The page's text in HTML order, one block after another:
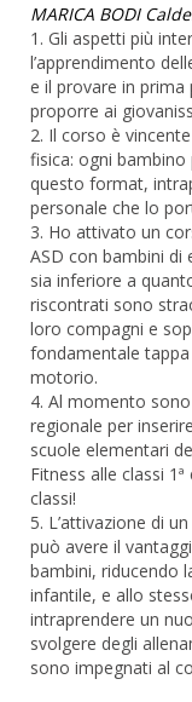
MARICA BODI
1. Gli aspetti più
l’apprendimento
e il provare in prima
proporre ai
2. Il corso è
fisica: ogni
questo format,
personale che lo
3. Ho attivato un
ASD con bambini di
sia inferiore a
riscontrati sono
loro compagni e
fondamentale
motorio.
4. Al momento
regionale per
scuole elementari
Fitness alle classi
classi!
5. L’attivazione di
può avere il
bambini, riducendo
infantile, e allo
intraprendere un
svolgere degli
sono impegnati al